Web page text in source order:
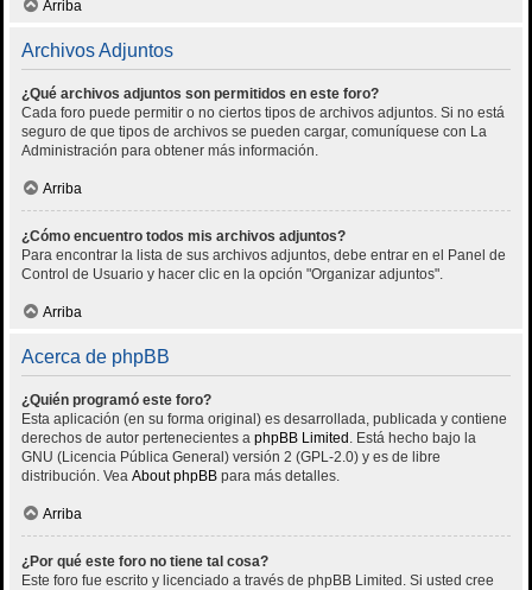
Arriba
Archivos Adjuntos
¿Qué archivos adjuntos son permitidos en este foro?
Cada foro puede permitir o no ciertos tipos de archivos adjuntos. Si no está
seguro de que tipos de archivos se pueden cargar, comuníquese con La
Administración para obtener más información.
Arriba
¿Cómo encuentro todos mis archivos adjuntos?
Para encontrar la lista de sus archivos adjuntos, debe entrar en el Panel de
Control de Usuario y hacer clic en la opción "Organizar adjuntos".
Arriba
Acerca de phpBB
¿Quién programó este foro?
Esta aplicación (en su forma original) es desarrollada, publicada y contiene
derechos de autor pertenecientes a phpBB Limited . Está hecho bajo la
GNU (Licencia Pública General) versión 2 (GPL-2.0) y es de libre
distribución. Vea About phpBB para más detalles.
Arriba
¿Por qué este foro no tiene tal cosa?
Este foro fue escrito y licenciado a través de phpBB Limited. Si usted cree